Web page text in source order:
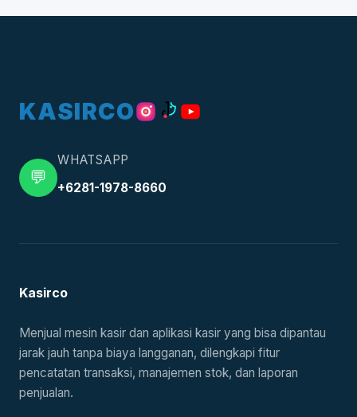
KASIRCO
💬
WHATSAPP
+6281-1978-8660
Kasirco
Menjual mesin kasir dan aplikasi kasir yang bisa dipantau
jarak jauh tanpa biaya langganan, dilengkapi fitur
pencatatan transaksi, manajemen stok, dan laporan
penjualan.